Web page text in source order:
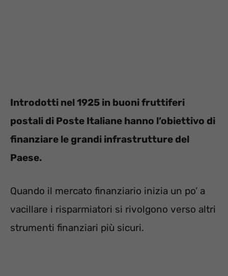
Introdotti nel 1925 in buoni fruttiferi
postali di Poste Italiane hanno l’obiettivo di
finanziare le grandi infrastrutture del
Paese.
Quando il mercato finanziario inizia un po’ a
vacillare i risparmiatori si rivolgono verso altri
strumenti finanziari più sicuri.